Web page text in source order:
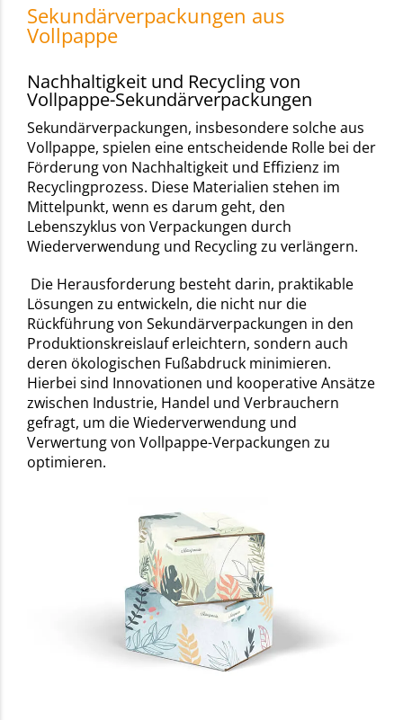
Sekundärverpackungen aus
Vollpappe
Nachhaltigkeit und Recycling von
Vollpappe-Sekundärverpackungen
Sekundärverpackungen, insbesondere solche aus
Vollpappe, spielen eine entscheidende Rolle bei der
Förderung von Nachhaltigkeit und Effizienz im
Recyclingprozess. Diese Materialien stehen im
Mittelpunkt, wenn es darum geht, den
Lebenszyklus von Verpackungen durch
Wiederverwendung und Recycling zu verlängern.
Die Herausforderung besteht darin, praktikable
Lösungen zu entwickeln, die nicht nur die
Rückführung von Sekundärverpackungen in den
Produktionskreislauf erleichtern, sondern auch
deren ökologischen Fußabdruck minimieren.
Hierbei sind Innovationen und kooperative Ansätze
zwischen Industrie, Handel und Verbrauchern
gefragt, um die Wiederverwendung und
Verwertung von Vollpappe-Verpackungen zu
optimieren.